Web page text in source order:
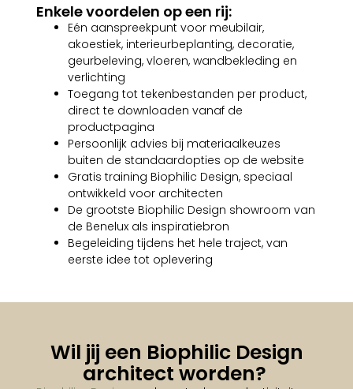
Enkele voordelen op een rij:
Eén aanspreekpunt voor meubilair,
akoestiek, interieurbeplanting, decoratie,
geurbeleving, vloeren, wandbekleding en
verlichting
Toegang tot tekenbestanden per product,
direct te downloaden vanaf de
productpagina
Persoonlijk advies bij materiaalkeuzes
buiten de standaardopties op de website
Gratis training Biophilic Design, speciaal
ontwikkeld voor architecten
De grootste Biophilic Design showroom van
de Benelux als inspiratiebron
Begeleiding tijdens het hele traject, van
eerste idee tot oplevering
Wil jij een Biophilic Design
architect worden? ​